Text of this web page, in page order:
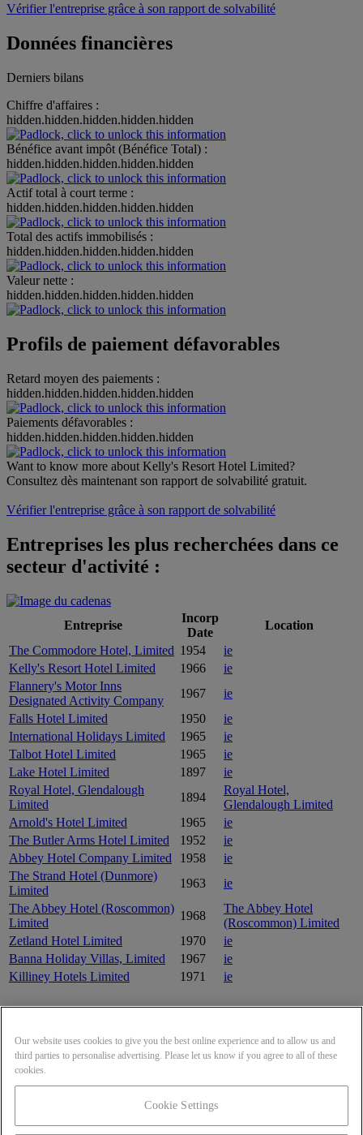
Vérifier l'entreprise grâce à son rapport de solvabilité
Données financières
Derniers bilans
Chiffre d'affaires :
hidden.hidden.hidden.hidden.hidden
Bénéfice avant impôt (Bénéfice Total) :
hidden.hidden.hidden.hidden.hidden
Actif total à court terme :
hidden.hidden.hidden.hidden.hidden
Total des actifs immobilisés :
hidden.hidden.hidden.hidden.hidden
Valeur nette :
hidden.hidden.hidden.hidden.hidden
Profils de paiement défavorables
Retard moyen des paiements :
hidden.hidden.hidden.hidden.hidden
Paiements défavorables :
hidden.hidden.hidden.hidden.hidden
Want to know more about Kelly's Resort Hotel Limited?
Consultez dès maintenant son rapport de solvabilité gratuit.
Vérifier l'entreprise grâce à son rapport de solvabilité
Entreprises les plus recherchées dans ce
secteur d'activité :
Entreprise
Incorp
Date
Location
The Commodore Hotel, Limited 1954
ie
Kelly's Resort Hotel Limited
1966
ie
Flannery's Motor Inns
Designated Activity Company
1967
ie
Falls Hotel Limited
1950
ie
International Holidays Limited
1965
ie
Talbot Hotel Limited
1965
ie
Lake Hotel Limited
1897
ie
Royal Hotel, Glendalough
Limited
1894
Royal Hotel,
Glendalough Limited
Arnold's Hotel Limited
1965
ie
The Butler Arms Hotel Limited
1952
ie
Abbey Hotel Company Limited
1958
ie
The Strand Hotel (Dunmore)
Limited
1963
ie
The Abbey Hotel (Roscommon)
Limited
1968
The Abbey Hotel
(Roscommon) Limited
Zetland Hotel Limited
1970
ie
Banna Holiday Villas, Limited
1967
ie
Killiney Hotels Limited
1971 ie
Frequently asked questions
Where is Kelly's Resort Hotel Limited headquarters?
What is Kelly's Resort Hotel Limited's website?
What year was Kelly's Resort Hotel Limited incorporated?
Vous souhaitez comparer avec une autre entreprise ?
VENTES ET SUPPORT
Our website uses cookies to give you the best online experience and to allow us and
third parties to personalise advertising. Please let us know if you agree to all of these
cookies.
Cookie Settings